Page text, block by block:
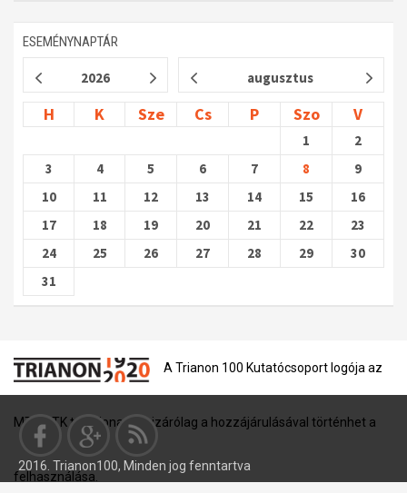
ESEMÉNYNAPTÁR
2026 augusztus
H K Sze Cs P Szo V
1
2
3
4 5 6 7 8
9
10
11 12 13 14 15
16
17
18 19 20 21 22
23
24
25 26 27 28 29
30
31
A Trianon 100 Kutatócsoport logója az
MTA BTK tulajdona, és kizárólag a hozzájárulásával történhet a
felhasználása.
2016. Trianon100, Minden jog fenntartva